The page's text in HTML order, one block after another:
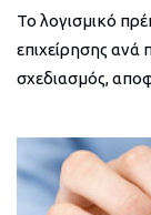
Το λογισμικό
επιχείρησης ανά
σχεδιασμός,